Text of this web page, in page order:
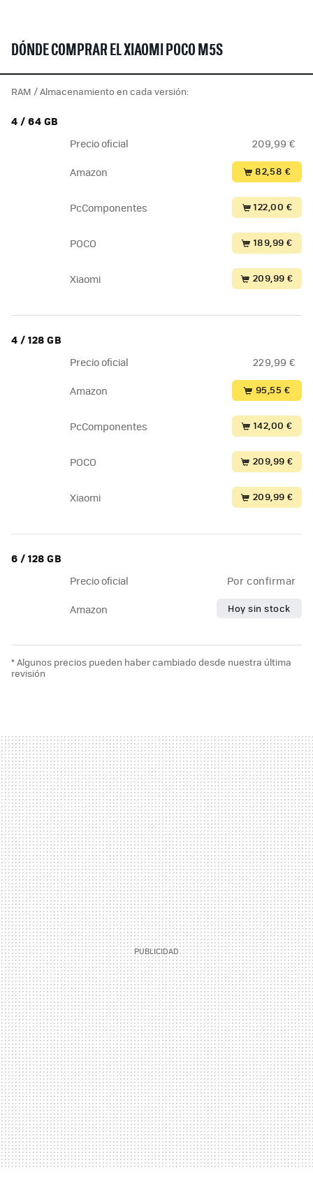
DÓNDE COMPRAR EL XIAOMI POCO M5S
RAM / Almacenamiento en cada versión:
4 / 64 GB
Precio oficial 209,99 €
Amazon 82,58 €
PcComponentes 122,00 €
POCO 189,99 €
Xiaomi 209,99 €
4 / 128 GB
Precio oficial 229,99 €
Amazon 95,55 €
PcComponentes 142,00 €
POCO 209,99 €
Xiaomi 209,99 €
6 / 128 GB
Precio oficial Por confirmar
Amazon Hoy sin stock
* Algunos precios pueden haber cambiado desde nuestra última
revisión